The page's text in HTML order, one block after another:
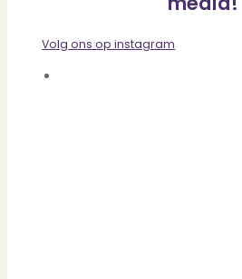
Volg ons op instagram